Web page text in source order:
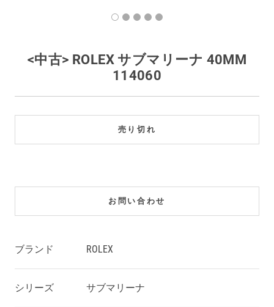
<中古> ROLEX サブマリーナ 40MM
114060
売り切れ
お問い合わせ
ブランド ROLEX
シリーズ サブマリーナ